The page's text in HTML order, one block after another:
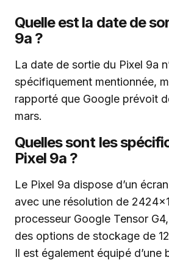
Quelle est la date de
9a ?
La date de sortie du Pixel 9a
spécifiquement mentionnée,
rapporté que Google prévoit
mars.
Quelles sont les
Pixel 9a ?
Le Pixel 9a dispose d’un
avec une résolution de
processeur Google Tensor
des options de stockage de
Il est également équipé d’une